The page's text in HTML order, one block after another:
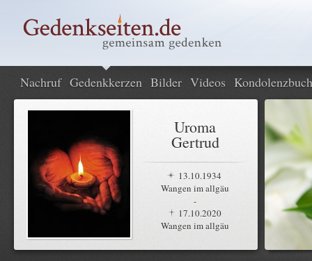
Nachruf Gedenkkerzen Bilder Videos Kondolenzbuch
Uroma
Gertrud
13.10.1934
Wangen im allgäu
-
17.10.2020
Wangen im allgäu